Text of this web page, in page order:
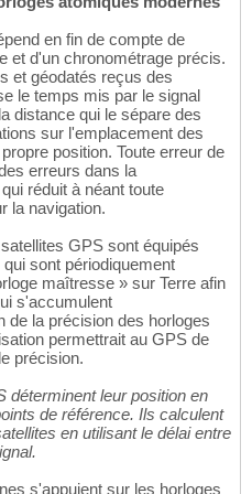
en fin de compte de
et d'un chronométrage précis.
et géodatés reçus des
le temps mis par le signal
distance qui le sépare des
sur l'emplacement des
position. Toute erreur de
erreurs dans la
réduit à néant toute
la navigation.
GPS sont équipés
sont périodiquement
maîtresse » sur Terre afin
s'accumulent
de la précision des horloges
permettrait au GPS de
précision.
déterminent leur position en
de référence. Ils calculent
en utilisant le délai entre
s'appuient sur les horloges